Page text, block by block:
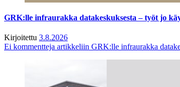
GRK:lle infraurakka datakeskuksesta – työt jo
Kirjoitettu 3.8.2026
Ei kommentteja artikkeliin GRK:lle infraurakka